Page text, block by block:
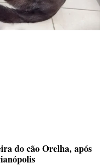
do cão Orelha, após